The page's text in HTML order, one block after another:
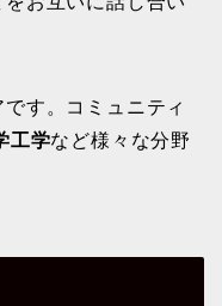
す。コミュニティ
工学など様々な分野